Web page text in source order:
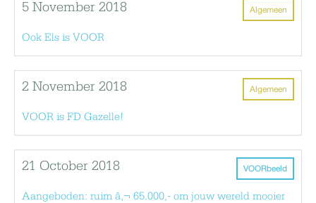
Algemeen
5 November 2018
Ook Els is VOOR
Algemeen
2 November 2018
VOOR is FD Gazelle!
VOORbeeld
21 October 2018
Aangeboden: ruim â‚¬ 65.000,- om jouw wereld mooier